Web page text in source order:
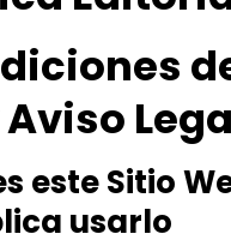
este Sitio
usarlo